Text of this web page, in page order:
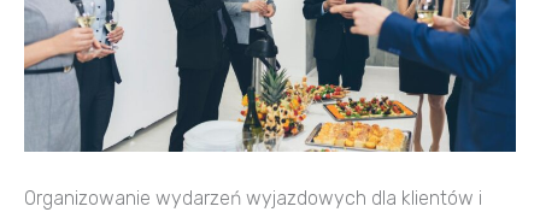
Organizowanie wydarzeń wyjazdowych dla klientów i